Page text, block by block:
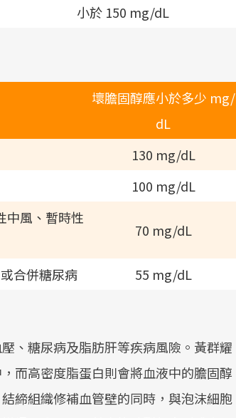
小於 150 mg/dL
壞膽固醇應小於多少 mg/
dL
130 mg/dL
100 mg/dL
中風、暫時性
70 mg/dL
合併糖尿病 55 mg/dL
、糖尿病及脂肪肝等疾病風險。黃群耀
而高密度脂蛋白則會將血液中的膽固醇
締組織修補血管壁的同時，與泡沫細胞